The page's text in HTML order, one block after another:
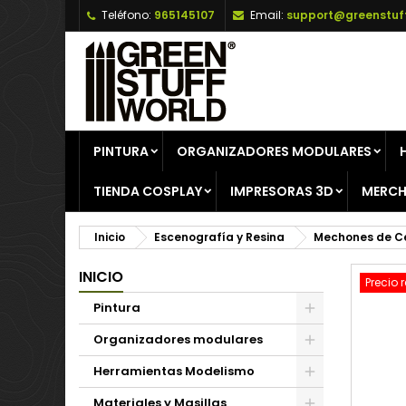
Teléfono: 965145107 Email:
PINTURA ORGANIZADORES MODULARES
TIENDA COSPLAY IMPRESORAS 3D
Inicio Escenografía y Resina Mechones de
INICIO
Pintura
Organizadores modulares
Herramientas Modelismo
Precio